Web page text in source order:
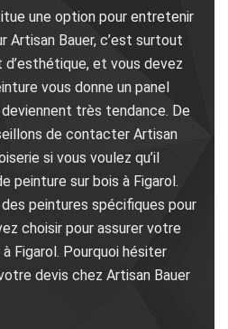
une option pour entretenir
Artisan Bauer, c’est surtout
et vous devez
vous donne un panel
très tendance. De
de contacter Artisan
si vous voulez qu’il
peinture sur bois à Figarol.
peintures spécifiques pour
choisir pour assurer votre
Figarol. Pourquoi hésiter
devis chez Artisan Bauer